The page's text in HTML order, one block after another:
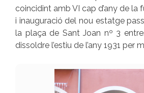
coincidint amb VI cap d’any de la
i inauguració del nou estatge
la plaça de Sant Joan nº 3
dissoldre l’estiu de l’any 1931 per